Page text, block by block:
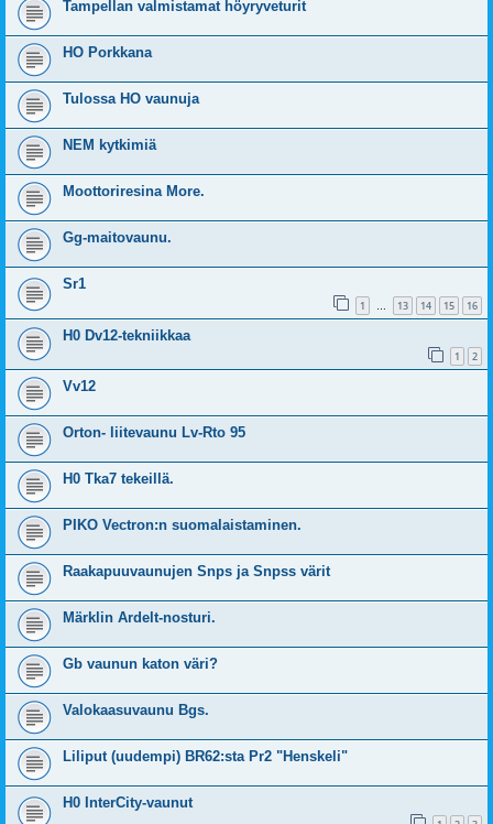
Tampellan valmistamat höyryveturit
HO Porkkana
Tulossa HO vaunuja
NEM kytkimiä
Moottoriresina More.
Gg-maitovaunu.
Sr1
1 … 13 14 15 16
H0 Dv12-tekniikkaa
1 2
Vv12
Orton- liitevaunu Lv-Rto 95
H0 Tka7 tekeillä.
PIKO Vectron:n suomalaistaminen.
Raakapuuvaunujen Snps ja Snpss värit
Märklin Ardelt-​nosturi.
Gb vaunun katon väri?
Valokaasuvaunu Bgs.
Liliput (uudempi) BR62:sta Pr2 "Henskeli"
H0 InterCity-vaunut